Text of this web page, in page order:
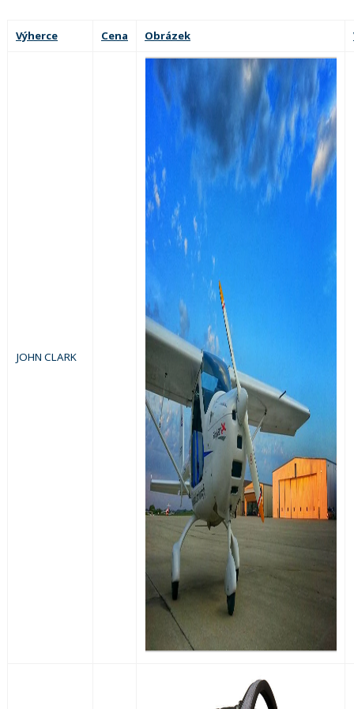
Výherce Cena Obrázek
JOHN CLARK